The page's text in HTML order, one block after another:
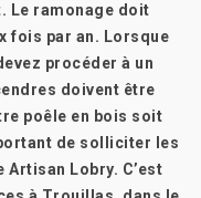
Le ramonage doit
fois par an. Lorsque
procéder à un
doivent être
poêle en bois soit
de solliciter les
Lobry. C’est